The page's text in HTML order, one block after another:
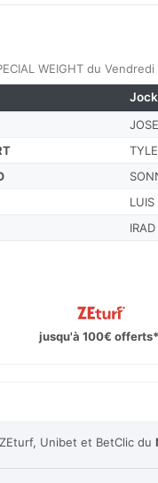
WEIGHT du
LUIS
jusqu'à 100€ offerts*
Unibet et BetClic du